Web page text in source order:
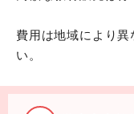
費用は地域により異
い。